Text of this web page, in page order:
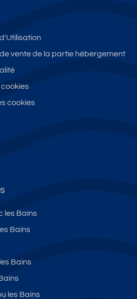
vente de la partie hébergement
cookies
les Bains
Bains
Bains
les Bains